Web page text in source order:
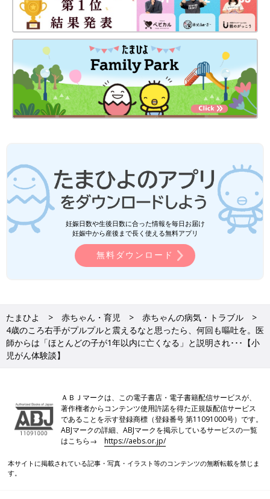
医師から『ほとんどの子が1年以内に亡くなる』と告げられ、信じられない気持ち
に。
こども病院で再び検査をしたところ、沙紀ちゃんは脳腫瘍の疑い
があると言われて、病変の一部をとって、顕微鏡で詳しく調べる
ために生検手術をすることに。また髄液の循環がうまくいかず、
脳室内に髄液がたまり、脳を圧迫する水頭症ということもわか
「水頭症は、頭が大きくなる特徴がありますが、私は気づきませ
んでした。先天性ではなかったので、症状が顕著でなかったのか
もしれません。思い返すと、自転車用のヘルメットがきついか
な？ と思ったことはありましたが、まさか水頭症になっている
とは思いませんでした。
また生検の結果が出るまで1カ月ぐらいかかるとの説明でした
が、結果にかかわらず治療を始めたほうがいいと言われて、別の
て放射線を照射するため副作用が少ないと説明されました。しか
し行える医療機関は少なく、順番を待たなくてはいけないとのこ
とでした。でも陽子線治療を希望して待つことにしました」（理
絵さん）
検の結果が出ました。
「医師からは、『小児脳幹グリオーマ』と言われました。小児が
んです。
命にしかならない。ほとんどの子が1年以内に亡くなってしま
う』と告げられました。
妊娠日数や生後日数に合った情報を毎日お届け
妊娠中から産後まで長く使える無料アプリ
無料ダウンロード
たまひよ 赤ちゃん・育児
赤ちゃんの病気・トラブル
4歳のころ右手がプルプルと震えるなと思ったら、何回も嘔吐を。医
師からは「ほとんどの子が1年以内に亡くなる」と説明され･･･【小
児がん体験談】
ＡＢＪマークは、この電子書店・電子書籍配信サービスが、
著作権者からコンテンツ使用許諾を得た正規版配信サービス
であることを示す登録商標（登録番号 第11091000号）です。
ABJマークの詳細、ABJマークを掲示しているサービスの一覧
はこちら→https://aebs.or.jp/
本サイトに掲載されている記事・写真・イラスト等のコンテンツの無断転載を禁じま
す。